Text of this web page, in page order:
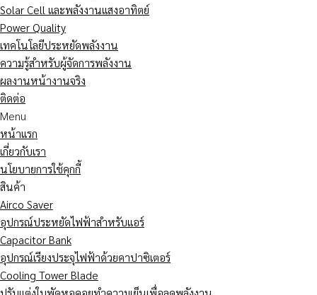
Solar Cell และพลังงานแสงอาทิตย์
Power Quality
เทคโนโลยีประหยัดพลังงาน
ความรู้สำหรับผู้จัดการพลังงาน
ผลงานหน้างานจริง
ติดต่อ
Menu
หน้าแรก
เกี่ยวกับเรา
นโยบายการใช้คุกกี้
สินค้า
Airco Saver
อุปกรณ์ประหยัดไฟฟ้าสำหรับแอร์
Capacitor Bank
อุปกรณ์เรียงประจุไฟฟ้าด้วยคาปาซิเตอร์
Cooling Tower Blade